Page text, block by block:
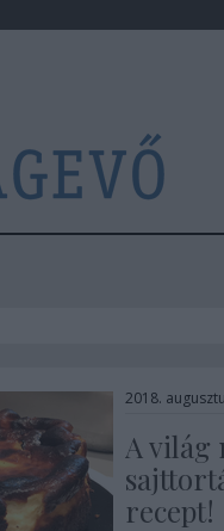
2018.
A világ
recept!